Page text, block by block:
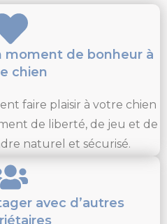
moment de bonheur à
chien
faire plaisir à votre chien
de liberté, de jeu et de
naturel et sécurisé.
avec d’autres